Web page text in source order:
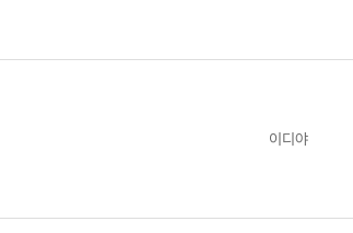
이디야